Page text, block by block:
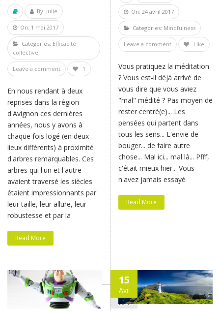
By: Julie
On: 1 mai 2017
Categories: Efficacité
collective
Leave a comment 1
En nous rendant à deux
reprises dans la région
d'Avignon ces dernières
années, nous y avons à
chaque fois logé (en deux
lieux différents) à proximité
d'arbres remarquables. Ces
arbres qui l'un et l'autre
avaient traversé les siècles
étaient impressionnants par
leur taille, leur allure, leur
robustesse et par la
Read More
On: 24 avril 2017
Categories: Mindfulness
Leave a comment Like
Vous pratiquez la méditation
? Vous est-il déjà arrivé de
vous dire que vous aviez
"mal" médité ? Pas moyen de
rester centré(e)... Les
pensées qui partent dans
tous les sens... L'envie de
bouger... de faire autre
chose... Mal ici... mal là... Pfff,
c'était mieux hier... Vous
n'avez jamais essayé
Read More
15
Avr
2017